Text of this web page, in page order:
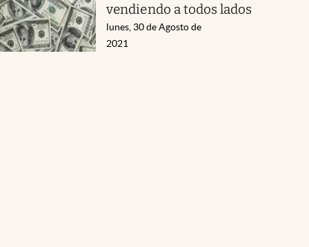
vendiendo a todos lados
lunes, 30 de Agosto de
2021